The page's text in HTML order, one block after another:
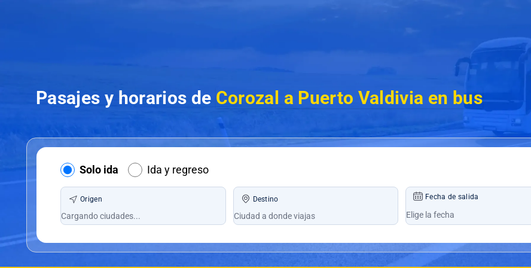
Pasajes y horarios de Corozal a Puerto Valdivia en bus
Solo ida Ida y regreso
Origen Destino Fecha de salida